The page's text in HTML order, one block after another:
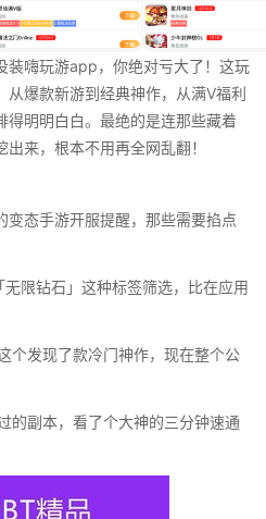
嗨玩游app，你绝对亏大了！这玩
从爆款新游到经典神作，从满V福利
得明明白白。最绝的是连那些藏着
来，根本不用再全网乱翻！
变态手游开服提醒，那些需要掐点
限钻石」这种标签筛选，比在应用
个发现了款冷门神作，现在整个公
的副本，看了个大神的三分钟速通